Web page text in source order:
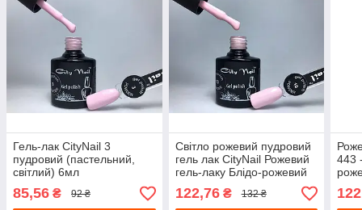
Гель-лак CityNail 3
пудровий (пастельний,
світлий) 6мл
85,56 ₴ 92 ₴
Світло рожевий пудровий
гель лак CityNail Рожевий
гель-лаку Блідо-рожевий
гель лак Пастельні гель-
лаки
122,76₴ 132 ₴
443